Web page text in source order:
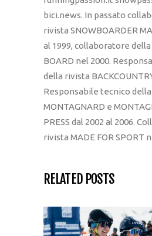
bici.news. In passato
rivista SNOWBOARDER
al 1999, collaboratore
BOARD nel 2000.
della rivista
Responsabile tecnico
MONTAGNARD e
PRESS dal 2002 al 2006.
rivista MADE FOR SPORT
RELATED POSTS